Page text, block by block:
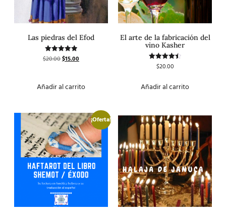
Las piedras del Efod
Valorado
con
$20.00$15.00
Añadir al carrito
El arte de la fabricación del
vino Kasher
Valorado
de 5
$20.00
Añadir al carrito
¡Oferta!